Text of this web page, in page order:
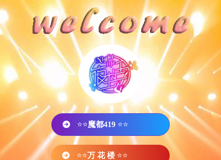
⭐⭐魔都419 ⭐⭐
⭐⭐万 花 楼 ⭐⭐